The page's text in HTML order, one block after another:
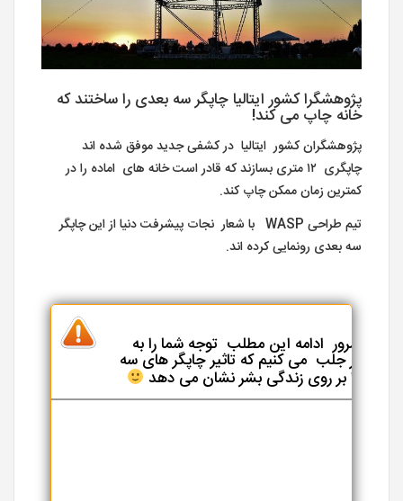
پژوهشگرا کشور ایتالیا چاپگر سه بعدی را ساختند که
خانه چاپ می کند!
پژوهشگران کشور ایتالیا در کشفی جدید موفق شده اند
چاپگری ۱۲ متری بسازند که قادر است خانه های اماده را در
کمترین زمان ممکن چاپ کند.
تیم طراحی WASP با شعار نجات پیشرفت دنیا از این چاپگر
سه بعدی رونمایی کرده اند.
قبل از مرور ادامه این مطلب توجه شما را به
فیلم زیر جلب می کنیم که تاثیر چاپگر های سه
بعدی را بر روی زندگی بشر نشان می دهد